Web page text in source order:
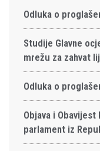
Odluka o
Studije Glavne
mrežu za zahvat
Odluka o
Objava i
parlament iz